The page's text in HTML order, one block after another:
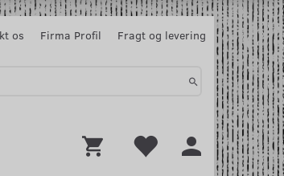
Fragt og levering
Firma Profil
os